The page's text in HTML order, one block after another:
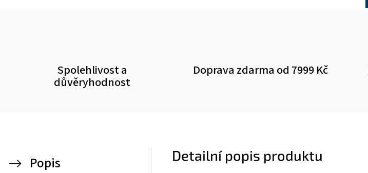
Spolehlivost a
důvěryhodnost
Doprava zdarma od 7999 Kč
Popis
Detailní popis produktu